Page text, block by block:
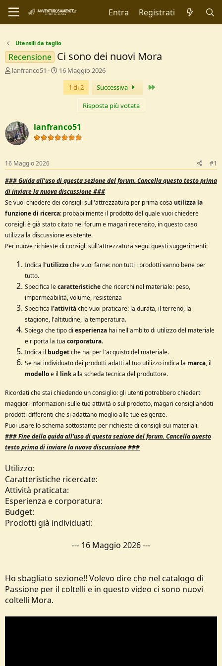
Entra Registrati
Utensili da taglio
Recensione Ci sono dei nuovi Mora
C
r
e
D
s
c
u
s
s
i
o
n
e
lanfranco51
D
I
n
i
o
16 Maggio 2026
1 di 2
Successiva
Risposta più votata
lanfranco51
16 Maggio 2026 #1
###Guida all'uso di questa sezione del forum. Cancella questo testo prima
di inviare la nuova discussione ###
Se vuoi chiedere dei consigli sull'attrezzatura per prima cosa utilizza la
funzione di ricerca: probabilmente il prodotto del quale vuoi chiedere
consigli è già stato citato nel forum e magari recensito, in questo caso
utilizza la discussione esistente.
Per nuove richieste di consigli sull'attrezzatura segui questi suggerimenti:
Indica l'utilizzoche vuoi farne: non tutti i prodotti vanno bene per
tutto.
Specifica lecaratteristicheche ricerchi nel materiale: peso,
impermeabilità, volume, resistenza
Specifica l'attivitàche vuoi praticare: la durata, il terreno, la
stagione, l'altitudine, la temperatura.
Spiega che tipo di esperienza hai nell'ambito di utilizzo del materiale
e riporta la tua corporatura.
Indica il budgetche hai per l'acquisto del materiale.
Se hai individuato dei prodotti adatti al tuo utilizzo indica la marca, il
modelloe il linkalla scheda tecnica del produttore.
Ricordati che stai chiedendo un consiglio: gli utenti potrebbero chiederti
maggiori informazioni sulle tue attività o sul prodotto, magari consigliandoti
prodotti differenti che si adattano meglio alle tue esigenze.
Puoi usare lo schema sottostante per richieste di consigli sui materiali.
### Fine della guida all'uso di questa sezione del forum. Cancella questo
testo prima di inviare la nuova discussione ###
Utilizzo:
Caratteristiche ricercate:
Attività praticata:
Esperienza e corporatura:
Budget:
Prodotti già individuati:
--- 16 Maggio 2026---
Ho sbagliato sezione!! Volevo dire che nel catalogo di
Passione per il coltelli e in questo video ci sono nuovi
coltelli Mora.